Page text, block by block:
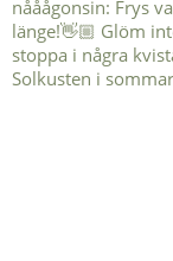
Solkusten i